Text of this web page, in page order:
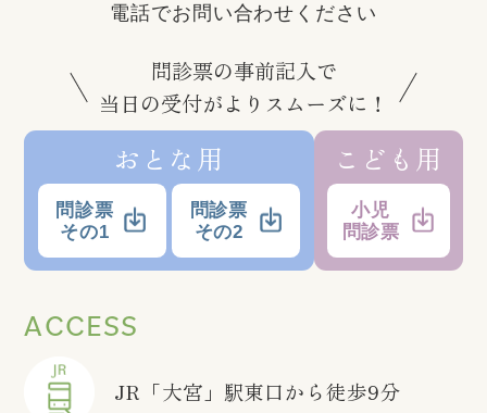
電話でお問い合わせください
問診票の事前記入で
当日の受付がよりスムーズに！
おとな用
問診票
その1
問診票
その2
こども用
小児
問診票
ACCESS
JR「大宮」駅東口から徒歩9分